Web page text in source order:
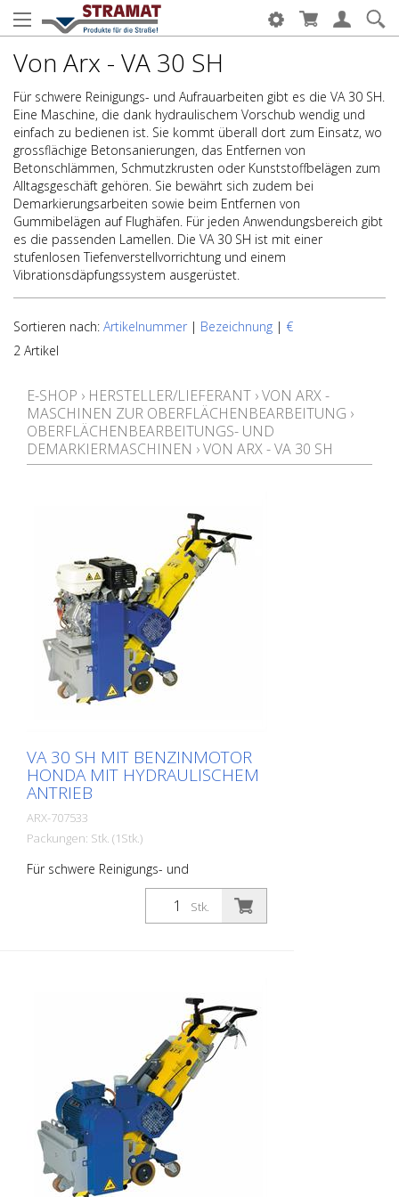
Von Arx - VA 30 SH
Für schwere Reinigungs- und Aufrauarbeiten gibt es die VA 30 SH.
Eine Maschine, die dank hydraulischem Vorschub wendig und
einfach zu bedienen ist. Sie kommt überall dort zum Einsatz, wo
grossflächige Betonsanierungen, das Entfernen von
Betonschlämmen, Schmutzkrusten oder Kunststoffbelägen zum
Alltagsgeschäft gehören. Sie bewährt sich zudem bei
Demarkierungsarbeiten sowie beim Entfernen von
Gummibelägen auf Flughäfen. Für jeden Anwendungsbereich gibt
es die passenden Lamellen. Die VA 30 SH ist mit einer
stufenlosen Tiefenverstellvorrichtung und einem
Vibrationsdäpfungssystem ausgerüstet.
Sortieren nach: Artikelnummer | Bezeichnung | €
2 Artikel
E-SHOP › HERSTELLER/LIEFERANT ›VON ARX -
MASCHINEN ZUR OBERFLÄCHENBEARBEITUNG ›
OBERFLÄCHENBEARBEITUNGS- UND
DEMARKIERMASCHINEN ›VON ARX - VA 30 SH
VA 30 SH MIT BENZINMOTOR
HONDA MIT HYDRAULISCHEM
ANTRIEB
ARX-707533
Packungen: Stk. (1Stk.)
Für schwere Reinigungs- und
Aufrauarbeiten gibt es die VA 30 SH. Eine
Maschine, die dank hydraulischem
Vorschub wendig und einfach zu
Betonschlämmen, Schmutzkrusten oder
Kunststoffbelägen zum Alltagsgeschäft
gehören. Sie bewährt sich zudem bei
Demarkierungsarbeiten sowie beim
Entfernen von Gummibelägen auf
Flughäfen. Für jeden Anwendungsbereich
gibt es die passenden Lamellen. Die VA
30 SH ist mit einer stufenlosen
Tiefenverstellvorrichtung und einem
Vibrationsdäpfungssystem ausgerüstet.
Für jede Anwendung gibt es die
passenden Lamellensätze. Gewicht: ca.
Stk.